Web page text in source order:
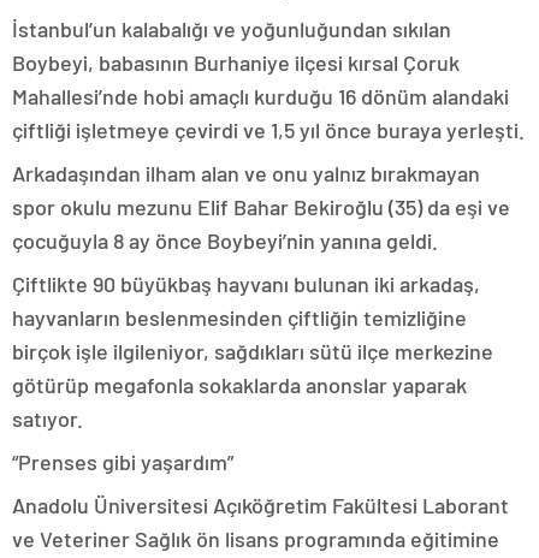
İstanbul’un kalabalığı ve yoğunluğundan sıkılan
Boybeyi, babasının Burhaniye ilçesi kırsal Çoruk
Mahallesi’nde hobi amaçlı kurduğu 16 dönüm alandaki
çiftliği işletmeye çevirdi ve 1,5 yıl önce buraya yerleşti.
Arkadaşından ilham alan ve onu yalnız bırakmayan
spor okulu mezunu Elif Bahar Bekiroğlu (35) da eşi ve
çocuğuyla 8 ay önce Boybeyi’nin yanına geldi.
Çiftlikte 90 büyükbaş hayvanı bulunan iki arkadaş,
hayvanların beslenmesinden çiftliğin temizliğine
birçok işle ilgileniyor, sağdıkları sütü ilçe merkezine
götürüp megafonla sokaklarda anonslar yaparak
satıyor.
“Prenses gibi yaşardım”
Anadolu Üniversitesi Açıköğretim Fakültesi Laborant
ve Veteriner Sağlık ön lisans programında eğitimine